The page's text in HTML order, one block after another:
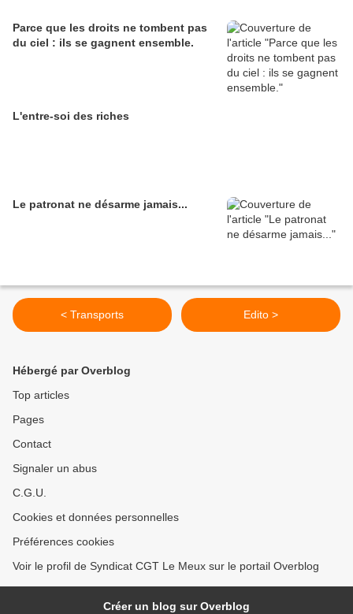
Parce que les droits ne tombent pas
du ciel : ils se gagnent ensemble.
L'entre-soi des riches
Le patronat ne désarme jamais...
< Transports Edito >
Hébergé par Overblog
Top articles
Pages
Contact
Signaler un abus
C.G.U.
Cookies et données personnelles
Préférences cookies
Voir le profil de Syndicat CGT Le Meux sur le portail Overblog
Créer un blog sur Overblog